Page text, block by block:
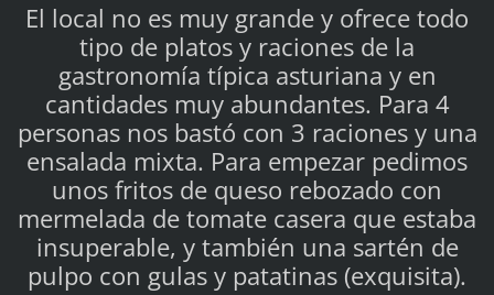
El local no es muy grande y ofrece todo
tipo de platos y raciones de la
gastronomía típica asturiana y en
cantidades muy abundantes. Para 4
personas nos bastó con 3 raciones y una
ensalada mixta. Para empezar pedimos
unos fritos de queso rebozado con
mermelada de tomate casera que estaba
insuperable, y también una sartén de
pulpo con gulas y patatinas (exquisita).